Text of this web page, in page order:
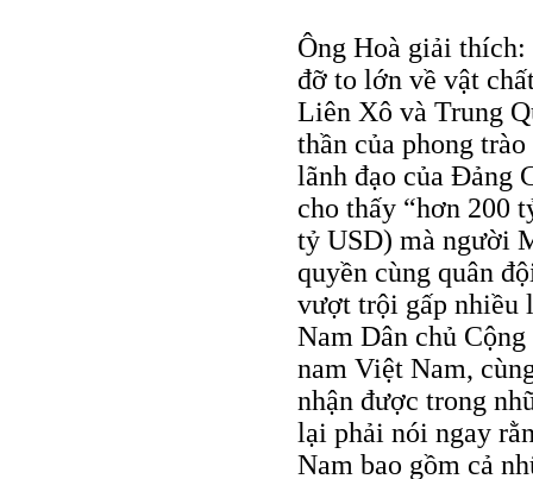
Ông Hoà giải thích:
đỡ to lớn về vật
Liên Xô và Trung
thần của phong
lãnh đạo của Ðảng
cho thấy “hơn 200
tỷ USD) mà người
quyền cùng quân
vượt trội gấp nhiều
Nam Dân chủ
nam Việt Nam,
nhận được trong
lại phải nói ngay
Nam bao gồm cả